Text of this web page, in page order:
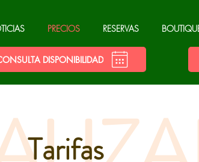
PRECIOS RESERVAS
DISPONIBILIDAD
Tarifas